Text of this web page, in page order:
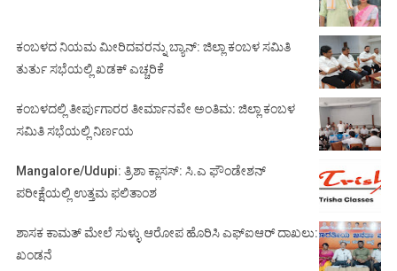
ಕಂಬಳದ ನಿಯಮ ಮೀರಿದವರನ್ನು ಬ್ಯಾನ್: ಜಿಲ್ಲಾ ಕಂಬಳ ಸಮಿತಿ
ತುರ್ತು ಸಭೆಯಲ್ಲಿ ಖಡಕ್ ಎಚ್ಚರಿಕೆ
ಕಂಬಳದಲ್ಲಿ ತೀರ್ಪುಗಾರರ ತೀರ್ಮಾನವೇ ಅಂತಿಮ: ಜಿಲ್ಲಾ ಕಂಬಳ
ಸಮಿತಿ ಸಭೆಯಲ್ಲಿ ನಿರ್ಣಯ
Mangalore/Udupi: ತ್ರಿಶಾ ಕ್ಲಾಸಸ್: ಸಿ.ಎ ಫೌಂಡೇಶನ್
ಪರೀಕ್ಷೆಯಲ್ಲಿ ಉತ್ತಮ ಫಲಿತಾಂಶ
ಶಾಸಕ ಕಾಮತ್ ಮೇಲೆ ಸುಳ್ಳು ಆರೋಪ ಹೊರಿಸಿ ಎಫ್‌ಐಆರ್ ದಾಖಲು:
ಖಂಡನೆ